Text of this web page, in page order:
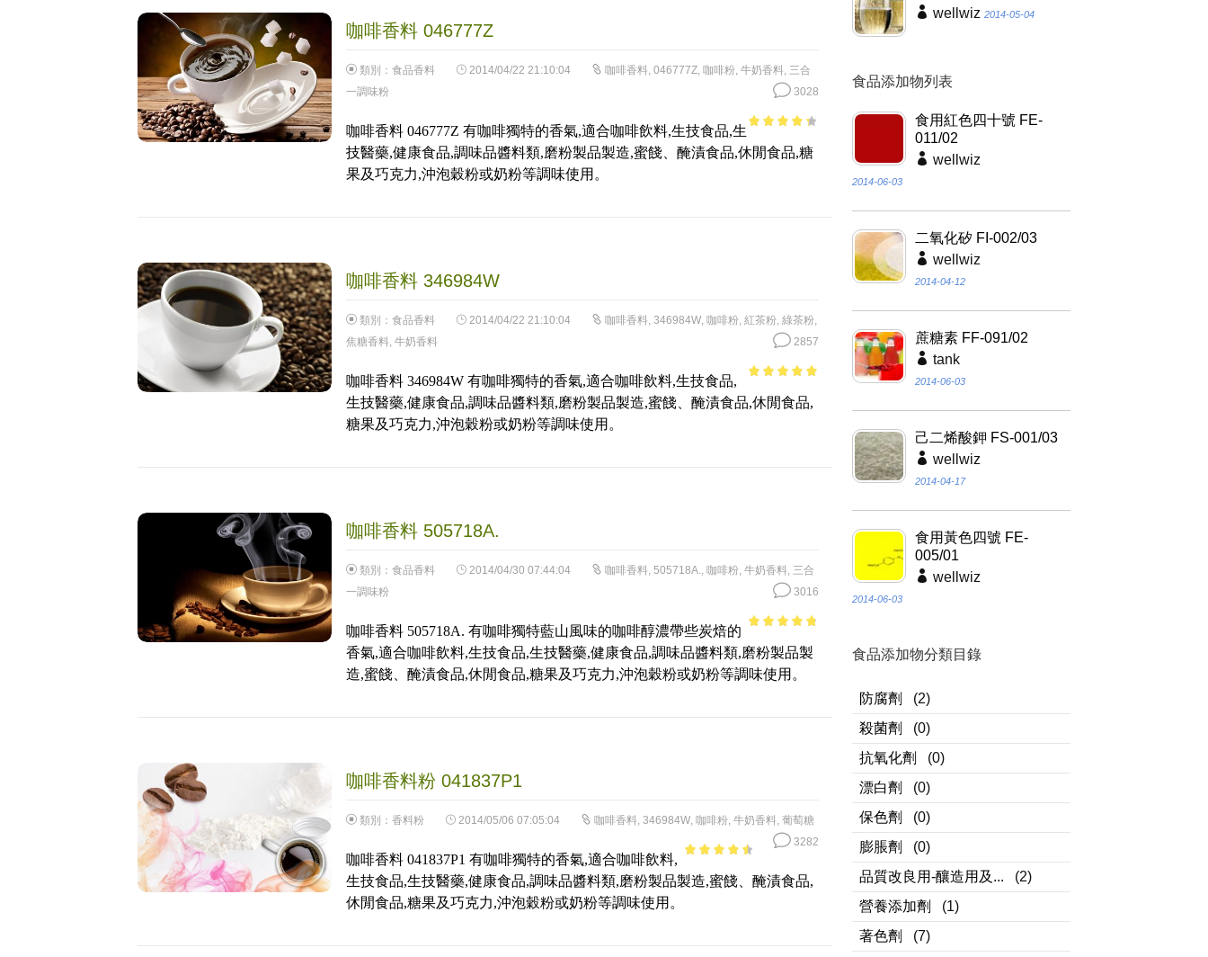
咖啡香料 046777Z
類別： 食品香料 2014/04/22 21:10:04 咖啡香料, 046777Z, 咖啡粉, 牛奶香料, 三合
一調味粉
3028
3.62
of 5
咖啡香料 046777Z 有咖啡獨特的香氣,適合咖啡飲料,生技食品,生
技醫藥,健康食品,調味品醬料類,磨粉製品製造,蜜餞、醃漬食品,休閒食品,糖
果及巧克力,沖泡穀粉或奶粉等調味使用。
咖啡香料 346984W
類別： 食品香料 2014/04/22 21:10:04 咖啡香料, 346984W, 咖啡粉, 紅茶粉, 綠茶粉,
焦糖香料, 牛奶香料 2857
5
咖啡香料 346984W 有咖啡獨特的香氣,適合咖啡飲料,生技食品,
生技醫藥,健康食品,調味品醬料類,磨粉製品製造,蜜餞、醃漬食品,休閒食品,
糖果及巧克力,沖泡穀粉或奶粉等調味使用。
咖啡香料 505718A.
類別： 食品香料 2014/04/30 07:44:04 咖啡香料, 505718A., 咖啡粉, 牛奶香料, 三合
一調味粉
3016
5
咖啡香料 505718A. 有咖啡獨特藍山風味的咖啡醇濃帶些炭焙的
香氣,適合咖啡飲料,生技食品,生技醫藥,健康食品,調味品醬料類,磨粉製品製
造,蜜餞、醃漬食品,休閒食品,糖果及巧克力,沖泡穀粉或奶粉等調味使用。
咖啡香料粉 041837P1
類別： 香料粉 2014/05/06 07:05:04 咖啡香料, 346984W, 咖啡粉, 牛奶香料, 葡萄糖
3282
of 5
咖啡香料 041837P1 有咖啡獨特的香氣,適合咖啡飲料,
生技食品,生技醫藥,健康食品,調味品醬料類,磨粉製品製造,蜜餞、醃漬食品,
休閒食品,糖果及巧克力,沖泡穀粉或奶粉等調味使用。
wellwiz 2014-05-04
食品添加物列表
食用紅色四十號 FE-
011/02
wellwiz
2014-06-03
二氧化矽 FI-002/03
wellwiz
2014-04-12
蔗糖素 FF-091/02
tank
2014-06-03
己二烯酸鉀 FS-001/03
wellwiz
2014-04-17
食用黃色四號 FE-
005/01
wellwiz
2014-06-03
食品添加物分類目錄
防腐劑
(2)
殺菌劑
(0)
抗氧化劑
(0)
漂白劑
(0)
保色劑
(0)
膨脹劑
(0)
品質改良用-釀造用及...
(2)
營養添加劑
(1)
著色劑
(7)